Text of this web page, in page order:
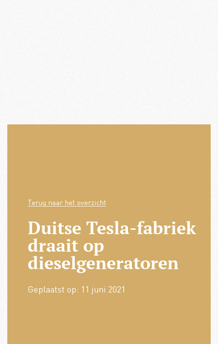
Terug naar het overzicht
Duitse Tesla-fabriek
draait op
dieselgeneratoren
Geplaatst op: 11 juni 2021